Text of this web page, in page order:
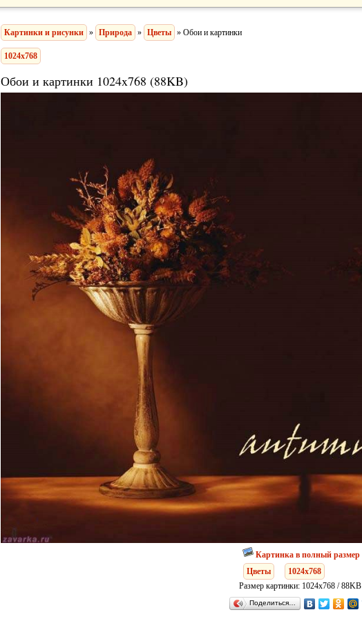
Картинки и рисунки » Природа » Цветы » Обои и картинки
1024x768
Обои и картинки 1024x768 (88KB)
Картинка в полный размер
Цветы
1024x768
Размер картинки: 1024x768 / 88KB
Поделиться…